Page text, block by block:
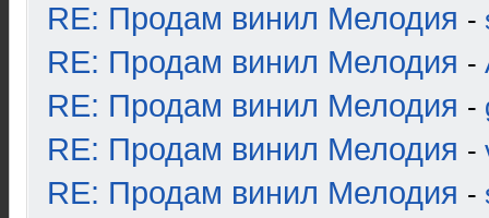
RE: Продам винил Мелодия -
RE: Продам винил Мелодия -
RE: Продам винил Мелодия -
RE: Продам винил Мелодия -
RE: Продам винил Мелодия -